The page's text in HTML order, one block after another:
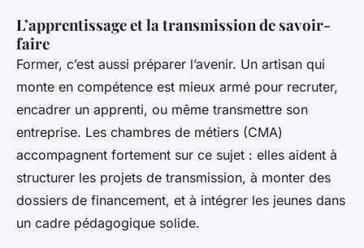
L’apprentissage et la transmission de savoir-
faire
Former, c’est aussi préparer l’avenir. Un artisan qui
monte en compétence est mieux armé pour recruter,
encadrer un apprenti, ou même transmettre son
entreprise. Les chambres de métiers (CMA)
accompagnent fortement sur ce sujet : elles aident à
structurer les projets de transmission, à monter des
dossiers de financement, et à intégrer les jeunes dans
un cadre pédagogique solide.